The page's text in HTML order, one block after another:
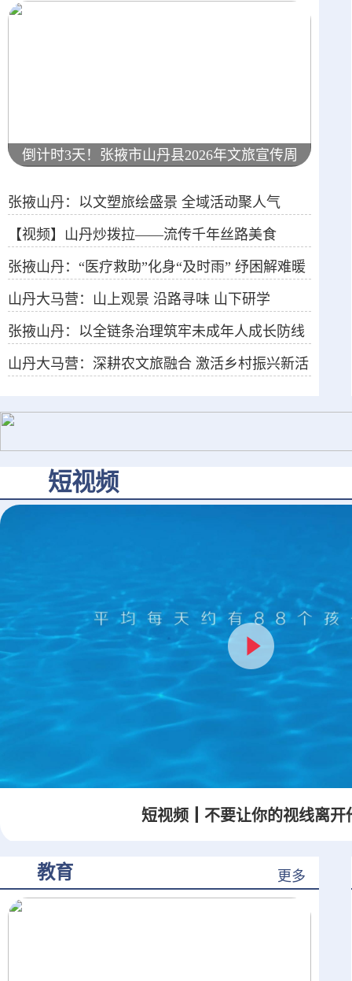
倒计时3天！张掖市山丹县2026年文旅宣传周
张掖山丹：以文塑旅绘盛景 全域活动聚人气
【视频】山丹炒拨拉——流传千年丝路美食
张掖山丹：“医疗救助”化身“及时雨” 纾困解难暖
民心
山丹大马营：山上观景 沿路寻味 山下研学
张掖山丹：以全链条治理筑牢未成年人成长防线
山丹大马营：深耕农文旅融合 激活乡村振兴新活
短视频
短视频┃不要让你的视线离开
短视频┃S125线
K197+280处进行施工
教育 更多